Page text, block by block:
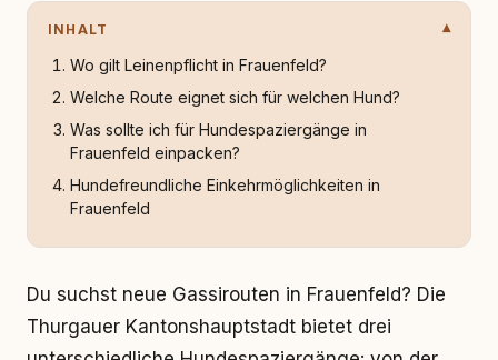
INHALT
Wo gilt Leinenpflicht in Frauenfeld?
Welche Route eignet sich für welchen Hund?
Was sollte ich für Hundespaziergänge in
Frauenfeld einpacken?
Hundefreundliche Einkehrmöglichkeiten in
Frauenfeld
Du suchst neue Gassirouten in Frauenfeld? Die
Thurgauer Kantonshauptstadt bietet drei